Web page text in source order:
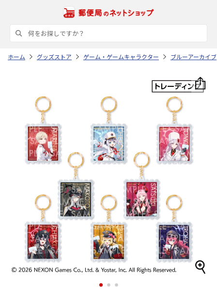
ホーム グッズストア ゲーム・ゲームキャラクター ブルーアーカイブ
1 2 3